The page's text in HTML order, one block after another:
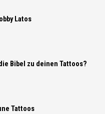
Latos
Bibel zu deinen Tattoos?
Tattoos